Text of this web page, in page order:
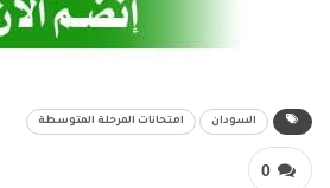
السودان امتحانات المرحلة المتوسطة
0